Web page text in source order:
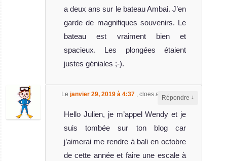
a deux ans sur le bateau Ambai. J’en
garde de magnifiques souvenirs. Le
bateau est vraiment bien et
spacieux. Les plongées étaient
justes géniales ;-).
Le janvier 29, 2019 à 4:37 , cloes a dit :
Hello Julien, je m’appel Wendy et je
suis tombée sur ton blog car
j’aimerai me rendre à bali en octobre
de cette année et faire une escale à
Répondre ↓